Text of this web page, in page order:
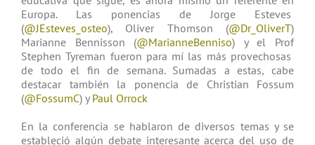
Europa. Las ponencias de Jorge Esteves
(@JEsteves_osteo), Oliver Thomson (@Dr_OliverT)
Marianne Bennisson (@MarianneBenniso) y el Prof
Stephen Tyreman fueron para mí las más provechosas
de todo el fin de semana. Sumadas a estas, cabe
destacar también la ponencia de Christian Fossum
(@FossumC) y Paul Orrock
En la conferencia se hablaron de diversos temas y se
estableció algún debate interesante acerca del uso de